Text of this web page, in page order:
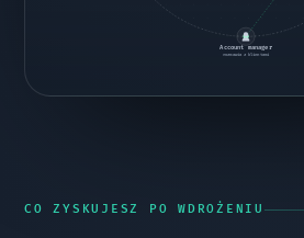
Account manager
rozmawia z klientami
CO ZYSKUJESZ PO WDROŻENIU